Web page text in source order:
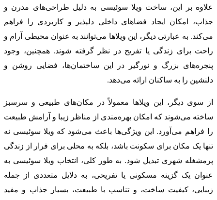
علاوه بر این، ساخت ویلا سوئیسی به دلیل طراحی‌های مدرن و
جذاب، امکان ایجاد فضاهای داخلی دلپذیر و کاربردی را فراهم
می‌کند. به عبارتی دیگر، این ویلاها می‌توانند به عنوان محیطی آرام و
راحت برای زندگی یا تفریح در نظر گرفته شوند. همچنین، وجود
پنجره‌های بزرگ و نورگیر در این ساختمان‌ها، فضایی روشن و
دلنشین را به ساکنان ارائه می‌دهد.
از سوی دیگر، این ویلاها معمولاً در مکان‌های طبیعی و سرسبز
ساخته می‌شوند که امکان بهره‌مندی از مناظر زیبا و آرامش طبیعت
را فراهم می‌آورد. این ویژگی‌ها باعث می‌شود که ویلا سوئیسی نه
تنها یک مکان برای سکونت باشد، بلکه به محلی برای فرار از زندگی
پرمشغله شهری تبدیل شود. به طور کلی، انتخاب ویلا سوئیسی به
عنوان یک گزینه مسکونی یا تفریحی، به دلایل متعددی از جمله
زیبایی، کیفیت ساخت، و تناسب با طبیعت، بسیار جذاب و مفید